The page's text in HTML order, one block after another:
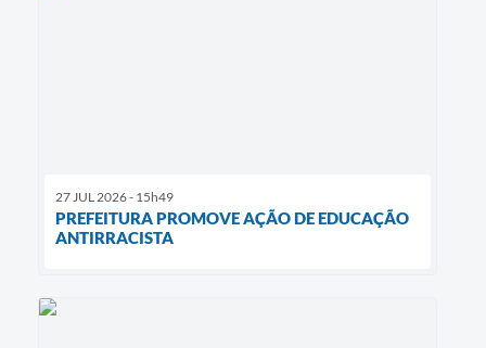
27 JUL 2026 - 15h49
PREFEITURA PROMOVE AÇÃO DE EDUCAÇÃO
ANTIRRACISTA